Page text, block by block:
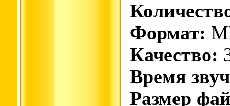
Формат:
Качество:
Время
Размер